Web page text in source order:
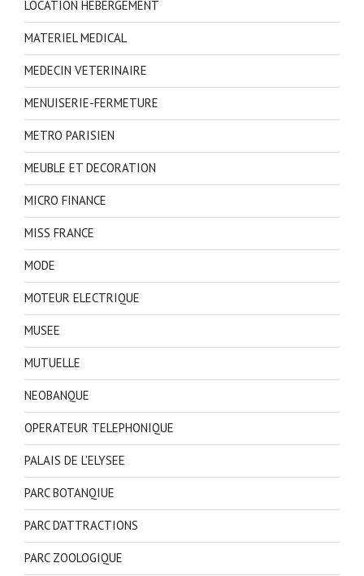
LOCATION HEBERGEMENT
MATERIEL MEDICAL
MEDECIN VETERINAIRE
MENUISERIE-FERMETURE
METRO PARISIEN
MEUBLE ET DECORATION
MICRO FINANCE
MISS FRANCE
MODE
MOTEUR ELECTRIQUE
MUSEE
MUTUELLE
NEOBANQUE
OPERATEUR TELEPHONIQUE
PALAIS DE L'ELYSEE
PARC BOTANQIUE
PARC D'ATTRACTIONS
PARC ZOOLOGIQUE